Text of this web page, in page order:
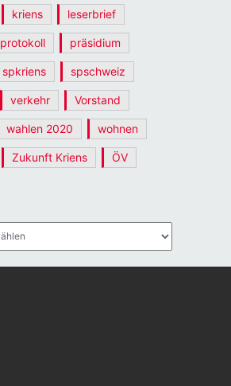
kriens leserbrief
protokoll präsidium
spkriens spschweiz
verkehr Vorstand
wahlen 2020 wohnen
Zukunft Kriens ÖV